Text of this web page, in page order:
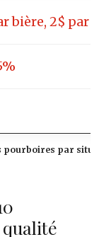
pourboires par
bière, 2$ par